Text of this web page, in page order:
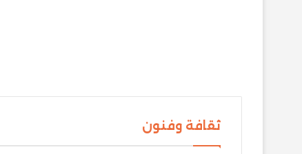
ثقافة وفنون